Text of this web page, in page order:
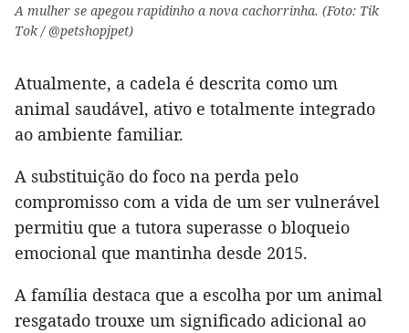
A mulher se apegou rapidinho a nova cachorrinha. (Foto: Tik
Tok / @petshopjpet)
Atualmente, a cadela é descrita como um
animal saudável, ativo e totalmente integrado
ao ambiente familiar.
A substituição do foco na perda pelo
compromisso com a vida de um ser vulnerável
permitiu que a tutora superasse o bloqueio
emocional que mantinha desde 2015.
A família destaca que a escolha por um animal
resgatado trouxe um significado adicional ao